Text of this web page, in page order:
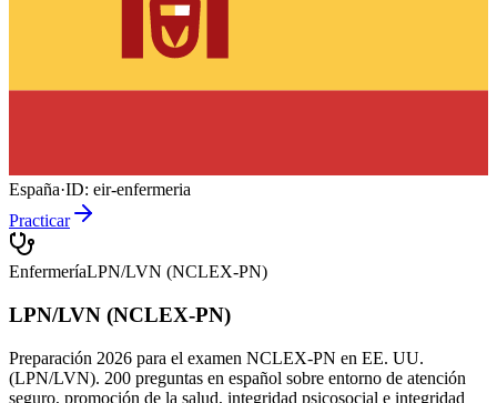
España·ID: eir-enfermeria
Practicar
EnfermeríaLPN/LVN (NCLEX-PN)
LPN/LVN (NCLEX-PN)
Preparación 2026 para el examen NCLEX-PN en EE. UU.
(LPN/LVN). 200 preguntas en español sobre entorno de atención
seguro, promoción de la salud, integridad psicosocial e integridad